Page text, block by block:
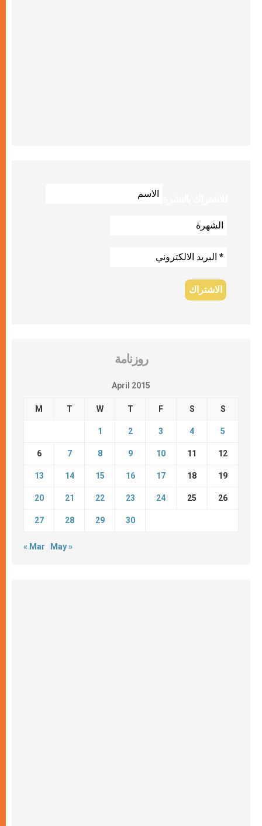
روزنامة
April 2015
M T W T F S S
1 2 3 4 5
6 7 8 9 10 11 12
13 14 15 16 17 18 19
20 21 22 23 24 25 26
27 28 29 30
« Mar May »